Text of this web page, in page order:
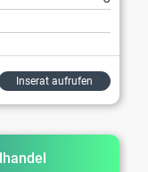
Inserat aufrufen